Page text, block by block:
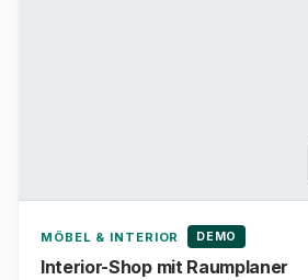
MÖBEL & INTERIOR DEMO
Interior-Shop mit Raumplaner